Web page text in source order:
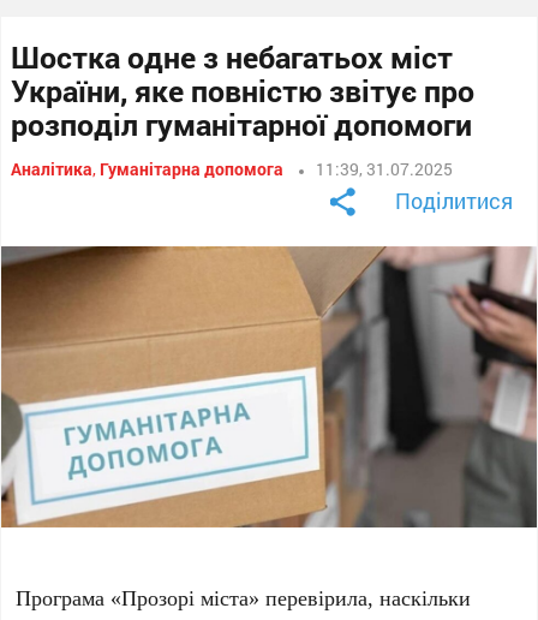
Шостка одне з небагатьох міст
України, яке повністю звітує про
розподіл гуманітарної допомоги
Аналітика, Гуманітарна допомога 11:39, 31.07.2025
Поділитися
Програма «Прозорі міста» перевірила, наскільки